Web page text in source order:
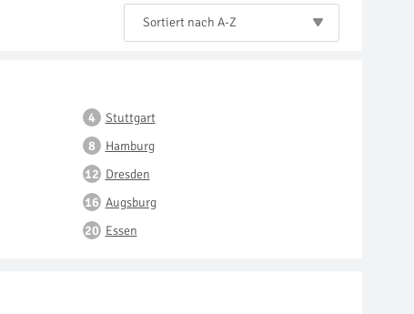
Sortiert nach A-Z
Stuttgart
Hamburg
Dresden
Augsburg
Essen